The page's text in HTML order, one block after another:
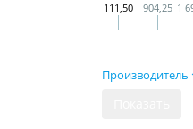
111,50 904,25 1
Производитель